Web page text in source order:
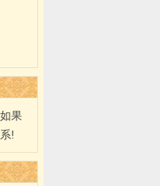
果
!